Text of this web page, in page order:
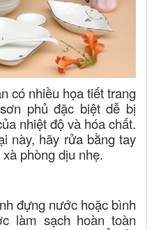
có nhiều họa tiết trang
phủ đặc biệt dễ bị
nhiệt độ và hóa chất.
này, hãy rửa bằng tay
phòng dịu nhẹ.
đựng nước hoặc bình
làm sạch hoàn toàn